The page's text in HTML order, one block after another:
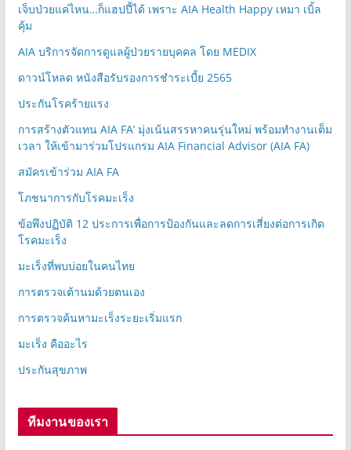
เจ็บป่วยแค่ไหน…ก็แฮปปี้ได้ เพราะ AIA Health Happy เหมา เบิ้ล
คุ้ม
AIA บริการจัดการดูแลผู้ป่วยรายบุคคล โดย MEDIX
ดาวน์โหลด หนังสือรับรองการชำระเบี้ย 2565
ประกันโรคร้ายแรง
การสร้างตัวแทน AIA FA’ มุ่งเน้นสรรหาคนรุ่นใหม่ พร้อมทำงานเต็ม
เวลา ให้เข้ามาร่วมโปรแกรม AIA Financial Advisor (AIA FA)
สมัครเข้าร่วม AIA FA
โภชนาการกับโรคมะเร็ง
ข้อพึงปฏิบัติ 12 ประการเพื่อการป้องกันและลดการเสี่ยงต่อการเกิด
โรคมะเร็ง
มะเร็งที่พบบ่อยในคนไทย
การตรวจเต้านมด้วยตนเอง
การตรวจค้นหามะเร็งระยะเริ่มแรก
มะเร็ง คืออะไร
ประกันสุขภาพ
ทีมงานของเรา